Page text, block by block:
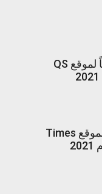
تحتل المرتبة 55 عالميا وفقاً لموقع QS
تحتل المرتبة 18 عالمياً وفقاً لموقع Times